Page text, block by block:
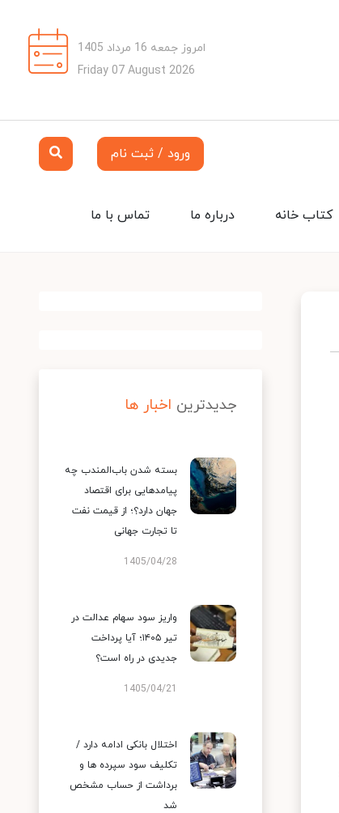
امروز جمعه 16 مرداد 1405
Friday 07 August 2026
ورود / ثبت نام
تماس با ما درباره ما کتاب خانه
جدیدترین اخبار ها
بسته شدن باب‌المندب چه
پیامدهایی برای اقتصاد
جهان دارد؟؛ از قیمت نفت
تا تجارت جهانی
1405/04/28
واریز سود سهام عدالت در
تیر ۱۴۰۵؛ آیا پرداخت
جدیدی در راه است؟
1405/04/21
اختلال بانکی ادامه دارد /
تکلیف سود سپرده ها و
برداشت از حساب مشخص
شد